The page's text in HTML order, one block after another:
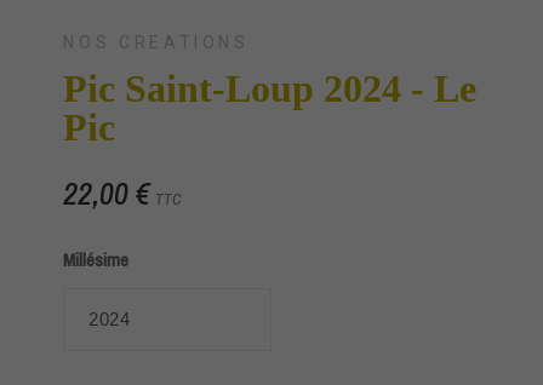
NOS CREATIONS
Pic Saint-Loup 2024 - Le
Pic
22,00 € TTC
Millésime